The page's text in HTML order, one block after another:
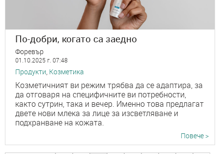
По-добри, когато са заедно
Форевър
01.10.2025 г. 07:48
Продукти, Козметика
Козметичният ви режим трябва да се адаптира, за
да отговаря на специфичните ви потребности,
както сутрин, така и вечер. Именно това предлагат
двете нови млека за лице за изсветляване и
подхранване на кожата.
Повече >